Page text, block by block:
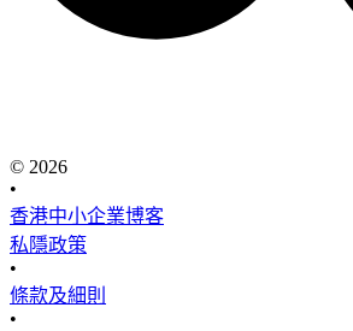
© 2026
•
香港中小企業博客
私隱政策
•
條款及細則
•